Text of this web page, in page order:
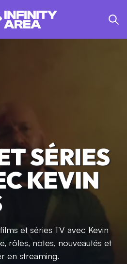
SÉRIES
KEVIN
et séries TV avec Kevin
rôles, notes, nouveautés et
en streaming.